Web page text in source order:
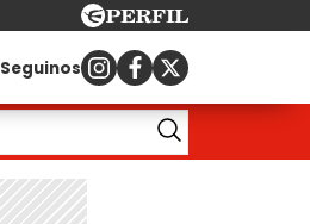
Seguinos